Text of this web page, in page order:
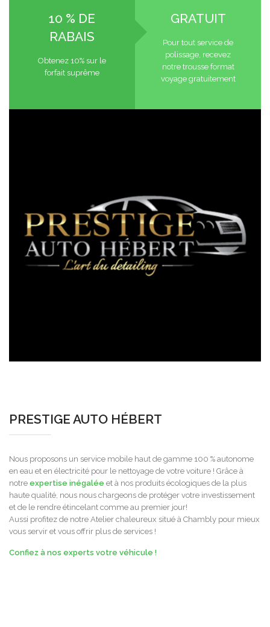
10 % DE
RABAIS
Obtenez 10% sur le
forfait suprême
GRATUIT
Pour tout service de
polissage, recevez
notre trousse format
voyage gratuitement
PRESTIGE AUTO HÉBERT
Nous proposons un service mobile haut de gamme 100 % autonome
en eau et en électricité pour le nettoyage de votre voiture ! Grâce à
notre expertise inégalée et à nos produits écologiques de la plus
haute qualité, nous nous chargeons de protéger votre investissement
et de le rendre étincelant comme au premier jour!
Aussi profitez de notre Atelier chaleureux situé à Chambly pour mieux
vous servir et vous offrir plus de services !
Confiez à nos experts votre véhicule !